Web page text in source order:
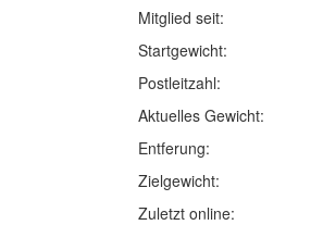
Mitglied seit:
Startgewicht:
Postleitzahl:
Aktuelles Gewicht:
Entferung:
Zielgewicht:
Zuletzt online: